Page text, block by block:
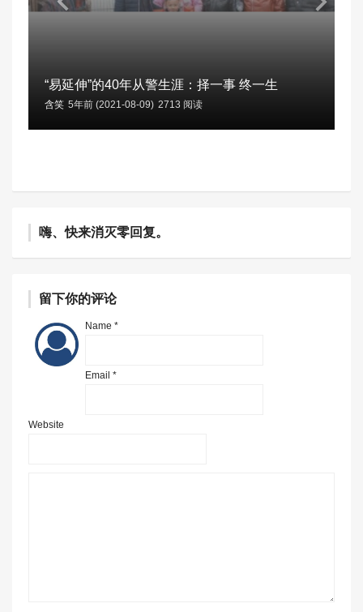
“易延伸”的40年从警生涯：择一事 终一生
含笑 5年前 (2021-08-09) 2713 阅读
嗨、快来消灭零回复。
留下你的评论
Name *
Email *
Website